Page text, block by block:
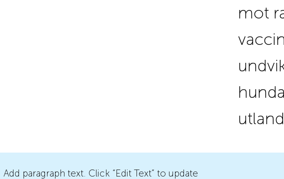
mot
Add paragraph text. Click “Edit Text” to update